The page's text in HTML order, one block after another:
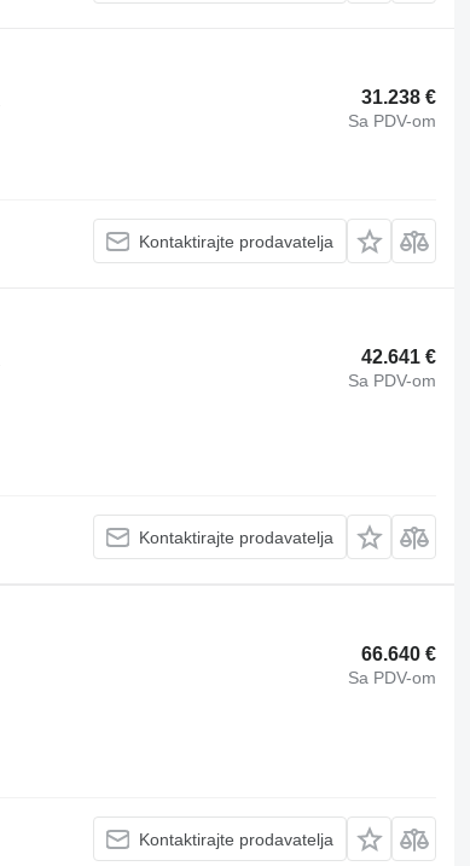
31.238 €
Sa PDV-om
Kontaktirajte prodavatelja
42.641 €
Sa PDV-om
Kontaktirajte prodavatelja
66.640 €
Sa PDV-om
Kontaktirajte prodavatelja